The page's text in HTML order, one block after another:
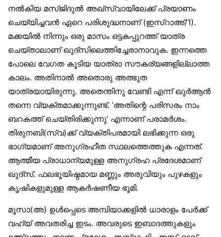
നൽകിയ മസ്ജിദുൽ അഖ്‌സ്വായിലേക്ക് പ്രയാണം
ചെയ്യിച്ചവൻ ഏറെ പരിശുദ്ധനാണ് (ഇസ്‌റാഅ്/1).
മക്കയിൽ നിന്നും ഒരു മാസം ഒട്ടകപ്പുറത്ത് യാത്ര
ചെയ്താലാണ് ഖുദ്‌സിലെത്തിച്ചേരാനാവുക. ഇന്നത്തെ
പോലെ വേഗത കൂടിയ യാത്രാ സൗകര്യങ്ങളില്ലാത്ത
കാലം. അതിനാൽ അതൊരു അത്ഭുത
യാത്രയായിരുന്നു. അതെന്തിനു വേണ്ടി എന്ന് ഖുർആൻ
തന്നെ വ്യക്തമാക്കുന്നുണ്ട്. ‘അതിന്റെ പരിസരം നാം
ബറകത്ത് ചെയ്തിരിക്കുന്നു’ എന്നാണ് പരാമർശം.
തിരുനബി(സ്വ)ക്ക് വ്യക്തിപരമായി ലഭിക്കുന്ന ഒരു
ഭാഗ്യമാണ് അനുഗ്രഹീത സ്ഥലത്തെത്തുക എന്നത്.
ആത്മീയ പ്രാധാന്യമുള്ള അനുഗ്രഹ പ്രദേശമാണ്
ഖുദ്‌സ്. ഫലഭൂയിഷ്ഠമായ മണ്ണും അരുവിയും പുഴകളും
കൃഷികളുമുള്ള ആകർഷണീയ ഭൂമി.
മൂസാ(അ) ഉൾപ്പെടെ അമ്പിയാക്കളിൽ ധാരാളം പേർക്ക്
വഹ്‌യ് അവതരിച്ച ഇടം. അവരുടെ ഇബാദത്തുകളും